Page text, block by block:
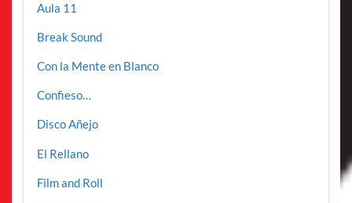
Aula 11
Break Sound
Con la Mente en Blanco
Confieso…
Disco Añejo
El Rellano
Film and Roll